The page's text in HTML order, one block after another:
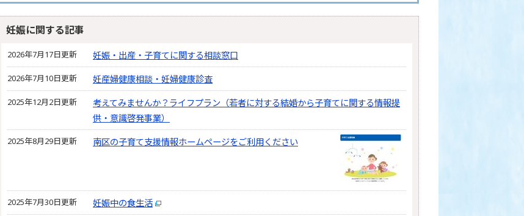
妊娠に関する記事
2026年7月17日更新 妊娠・出産・子育てに関する相談窓口
2026年7月10日更新 妊産婦健康相談・妊婦健康診査
2025年12月2日更新
考えてみませんか？ライフプラン（若者に対する結婚から子育てに関する情報提
供・意識啓発事業）
2025年8月29日更新 南区の子育て支援情報ホームページをご利用ください
2025年7月30日更新 妊娠中の食生活